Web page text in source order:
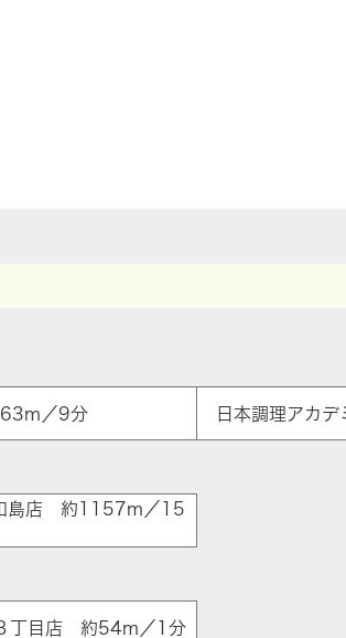
／9分 日本調理アカ
和島店 約1157m／15
丁目店 約54m／1分